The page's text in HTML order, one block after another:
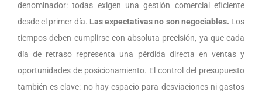
denominador: todas exigen una gestión comercial eficiente
desde el primer día. Las expectativas no son negociables. Los
tiempos deben cumplirse con absoluta precisión, ya que cada
día de retraso representa una pérdida directa en ventas y
oportunidades de posicionamiento. El control del presupuesto
también es clave: no hay espacio para desviaciones ni gastos